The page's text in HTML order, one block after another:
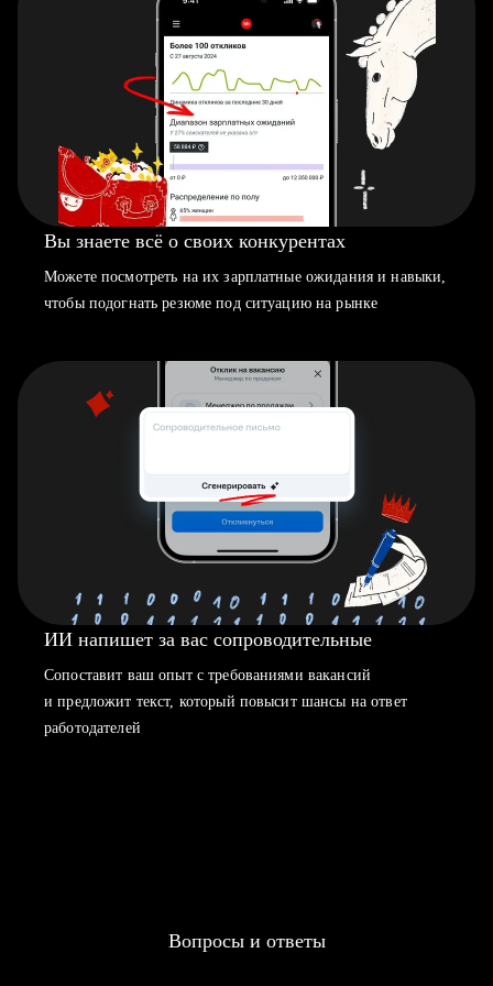
Вы знаете всё о своих конкурентах
Можете посмотреть на их зарплатные ожидания и навыки,
чтобы подогнать резюме под ситуацию на рынке
ИИ напишет за вас сопроводительные
Сопоставит ваш опыт с требованиями вакансий
и предложит текст, который повысит шансы на ответ
работодателей
Вопросы и ответы